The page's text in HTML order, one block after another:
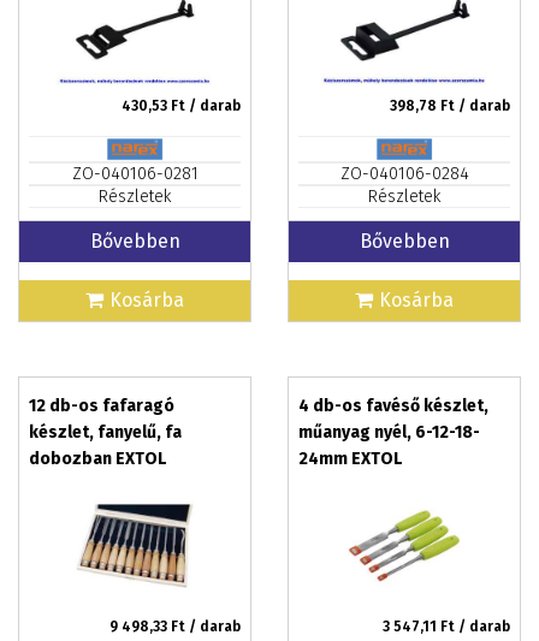
430,53 Ft / darab
ZO-040106-0281
Részletek
Bővebben
Kosárba
398,78 Ft / darab
ZO-040106-0284
Részletek
Bővebben
Kosárba
12 db-os fafaragó
készlet, fanyelű, fa
dobozban EXTOL
9 498,33 Ft / darab
4 db-os favéső készlet,
műanyag nyél, 6-12-18-
24mm EXTOL
3 547,11 Ft / darab